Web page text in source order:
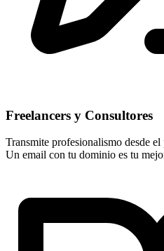
Freelancers y Consultores
Transmite profesionalismo desde
Un email con tu dominio es tu